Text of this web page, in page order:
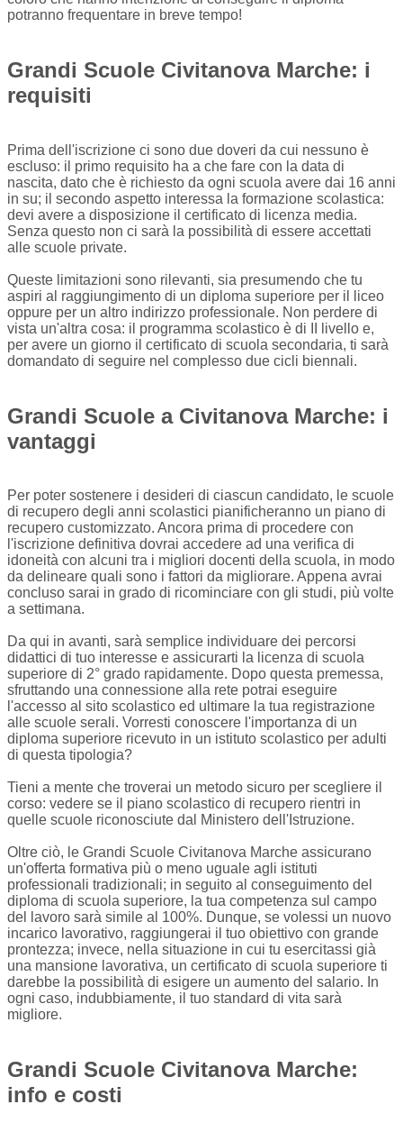
potranno frequentare in breve tempo!
Grandi Scuole Civitanova Marche: i
requisiti
Prima dell'iscrizione ci sono due doveri da cui nessuno è
escluso: il primo requisito ha a che fare con la data di
nascita, dato che è richiesto da ogni scuola avere dai 16 anni
in su; il secondo aspetto interessa la formazione scolastica:
devi avere a disposizione il certificato di licenza media.
Senza questo non ci sarà la possibilità di essere accettati
alle scuole private.
Queste limitazioni sono rilevanti, sia presumendo che tu
aspiri al raggiungimento di un diploma superiore per il liceo
oppure per un altro indirizzo professionale. Non perdere di
vista un'altra cosa: il programma scolastico è di II livello e,
per avere un giorno il certificato di scuola secondaria, ti sarà
domandato di seguire nel complesso due cicli biennali.
Grandi Scuole a Civitanova Marche: i
vantaggi
Per poter sostenere i desideri di ciascun candidato, le scuole
di recupero degli anni scolastici pianificheranno un piano di
recupero customizzato. Ancora prima di procedere con
l'iscrizione definitiva dovrai accedere ad una verifica di
idoneità con alcuni tra i migliori docenti della scuola, in modo
da delineare quali sono i fattori da migliorare. Appena avrai
concluso sarai in grado di ricominciare con gli studi, più volte
a settimana.
Da qui in avanti, sarà semplice individuare dei percorsi
didattici di tuo interesse e assicurarti la licenza di scuola
superiore di 2° grado rapidamente. Dopo questa premessa,
sfruttando una connessione alla rete potrai eseguire
l'accesso al sito scolastico ed ultimare la tua registrazione
alle scuole serali. Vorresti conoscere l'importanza di un
diploma superiore ricevuto in un istituto scolastico per adulti
di questa tipologia?
Tieni a mente che troverai un metodo sicuro per scegliere il
corso: vedere se il piano scolastico di recupero rientri in
quelle scuole riconosciute dal Ministero dell'Istruzione.
Oltre ciò, le Grandi Scuole Civitanova Marche assicurano
un'offerta formativa più o meno uguale agli istituti
professionali tradizionali; in seguito al conseguimento del
diploma di scuola superiore, la tua competenza sul campo
del lavoro sarà simile al 100%. Dunque, se volessi un nuovo
incarico lavorativo, raggiungerai il tuo obiettivo con grande
prontezza; invece, nella situazione in cui tu esercitassi già
una mansione lavorativa, un certificato di scuola superiore ti
darebbe la possibilità di esigere un aumento del salario. In
ogni caso, indubbiamente, il tuo standard di vita sarà
migliore.
Grandi Scuole Civitanova Marche:
info e costi